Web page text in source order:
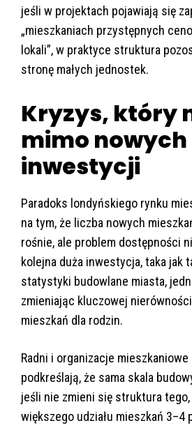
jeśli w projektach pojawiają się
„mieszkaniach przystępnych
lokali”, w praktyce struktura
stronę małych jednostek.
Kryzys, który
mimo nowych
inwestycji
Paradoks londyńskiego rynku
na tym, że liczba nowych
rośnie, ale problem dostępności
kolejna duża inwestycja, taka jak
statystyki budowlane miasta,
zmieniając kluczowej
mieszkań dla rodzin.
Radni i organizacje
podkreślają, że sama skala
jeśli nie zmieni się struktura
większego udziału mieszkań 3–4